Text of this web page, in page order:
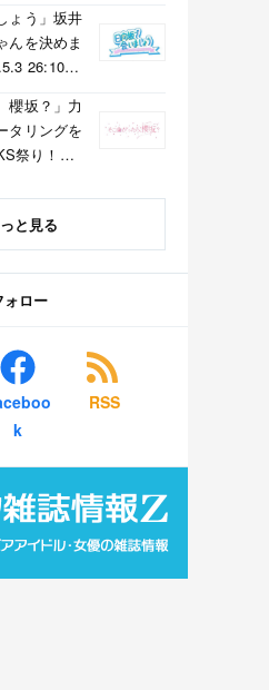
ょう」坂井
んを決めま
26:10〜
櫻坂？」力
タリングを
祭り！
と見る
ォロー
k
RSS